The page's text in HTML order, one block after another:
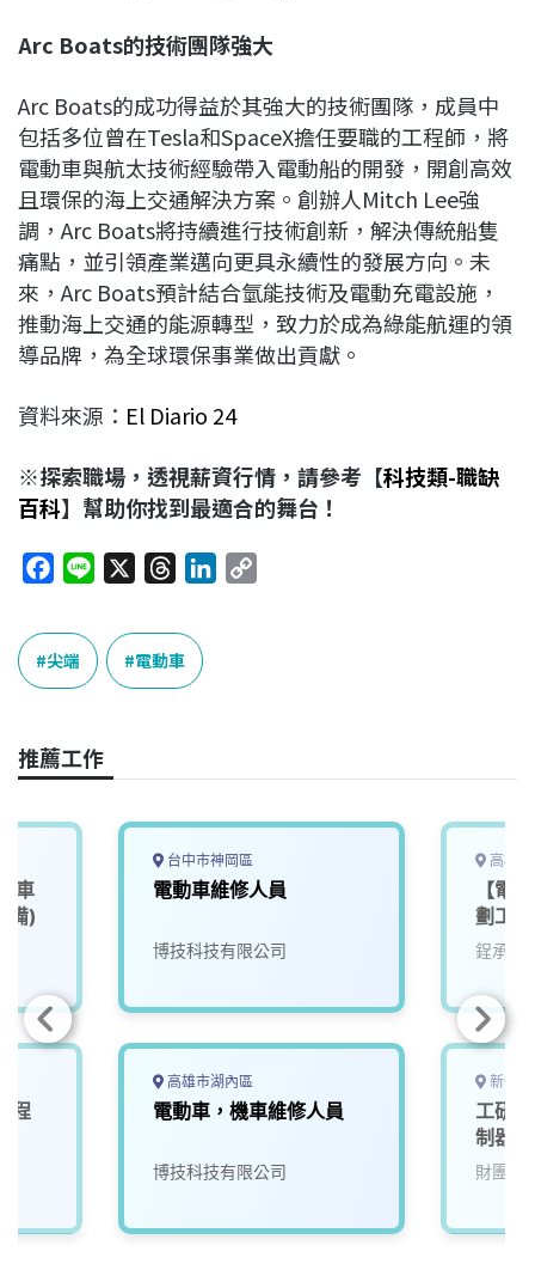
Arc Boats的技術團隊強大
Arc Boats的成功得益於其強大的技術團隊，成員中
包括多位曾在Tesla和SpaceX擔任要職的工程師，將
電動車與航太技術經驗帶入電動船的開發，開創高效
且環保的海上交通解決方案。創辦人Mitch Lee強
調，Arc Boats將持續進行技術創新，解決傳統船隻
痛點，並引領產業邁向更具永續性的發展方向。未
來，Arc Boats預計結合氫能技術及電動充電設施，
推動海上交通的能源轉型，致力於成為綠能航運的領
導品牌，為全球環保事業做出貢獻。
資料來源： El Diario 24
※探索職場，透視薪資行情，請參考【科技類-職缺
百科】幫助你找到最適合的舞台！
c
e
b
o
k
e
r
e
a
n
k
尖端 電動車
推薦工作
車
備)
程
台中市神岡區
電動車維修人員
博技科技有限公司
高雄市湖內區
電動車，機車維修人員
博技科技有限公司
高雄
【電
劃工
鋥承股
新竹
工研
制器
財團法